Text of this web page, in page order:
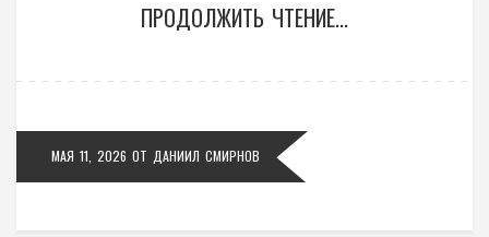
ПРОДОЛЖИТЬ ЧТЕНИЕ...
МАЯ 11, 2026 ОТ ДАНИИЛ СМИРНОВ